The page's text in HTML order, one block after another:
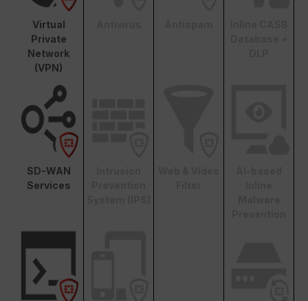
Virtual
Private
Network
(VPN)
SD-WAN
Services